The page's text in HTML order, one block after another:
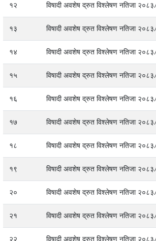
१२ विषादी अवशेष द्रुत विश्लेषण नतिजा
१३ विषादी अवशेष द्रुत विश्लेषण नतिजा
१४ विषादी अवशेष द्रुत विश्लेषण नतिजा
१५ विषादी अवशेष द्रुत विश्लेषण नतिजा
१६ विषादी अवशेष द्रुत विश्लेषण नतिजा
१७ विषादी अवशेष द्रुत विश्लेषण नतिजा
१८ विषादी अवशेष द्रुत विश्लेषण नतिजा
१९ विषादी अवशेष द्रुत विश्लेषण नतिजा
२० विषादी अवशेष द्रुत विश्लेषण नतिजा
२१ विषादी अवशेष द्रुत विश्लेषण नतिजा
२२ विषादी अवशेष द्रुत विश्लेषण नतिजा